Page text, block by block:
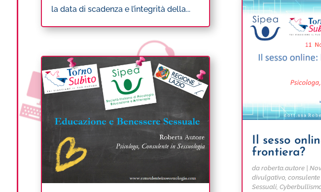
la data di scadenza e l’integrità della...
Il sesso
frontiera?
da roberta.autore|
divulgativo,
Sessuali,